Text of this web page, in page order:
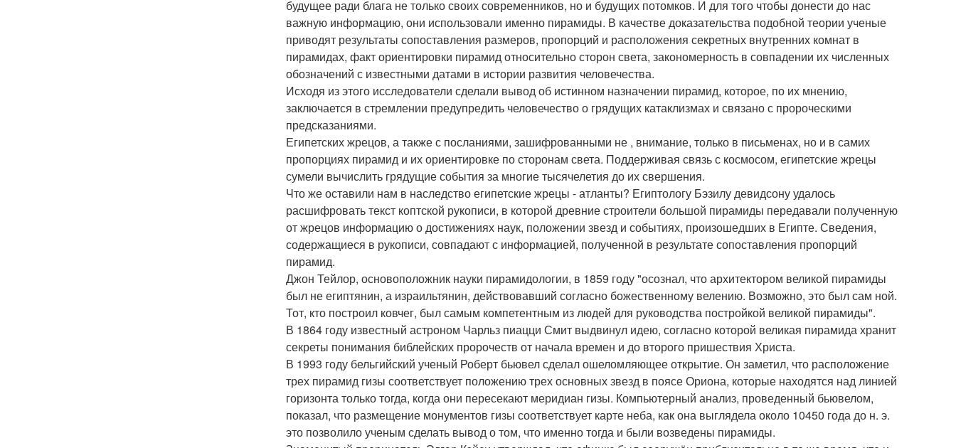
будущее ради блага не только своих современников, но и будущих потомков. И для того чтобы донести до нас
важную информацию, они использовали именно пирамиды. В качестве доказательства подобной теории ученые
приводят результаты сопоставления размеров, пропорций и расположения секретных внутренних комнат в
пирамидах, факт ориентировки пирамид относительно сторон света, закономерность в совпадении их численных
обозначений с известными датами в истории развития человечества.
Исходя из этого исследователи сделали вывод об истинном назначении пирамид, которое, по их мнению,
заключается в стремлении предупредить человечество о грядущих катаклизмах и связано с пророческими
предсказаниями.
Египетских жрецов, а также с посланиями, зашифрованными не , внимание, только в письменах, но и в самих
пропорциях пирамид и их ориентировке по сторонам света. Поддерживая связь с космосом, египетские жрецы
сумели вычислить грядущие события за многие тысячелетия до их свершения.
Что же оставили нам в наследство египетские жрецы - атланты? Египтологу Бэзилу девидсону удалось
расшифровать текст коптской рукописи, в которой древние строители большой пирамиды передавали полученную
от жрецов информацию о достижениях наук, положении звезд и событиях, произошедших в Египте. Сведения,
содержащиеся в рукописи, совпадают с информацией, полученной в результате сопоставления пропорций
пирамид.
Джон Тейлор, основоположник науки пирамидологии, в 1859 году "осознал, что архитектором великой пирамиды
был не египтянин, а израильтянин, действовавший согласно божественному велению. Возможно, это был сам ной.
Тот, кто построил ковчег, был самым компетентным из людей для руководства постройкой великой пирамиды".
В 1864 году известный астроном Чарльз пиацци Смит выдвинул идею, согласно которой великая пирамида хранит
секреты понимания библейских пророчеств от начала времен и до второго пришествия Христа.
В 1993 году бельгийский ученый Роберт бьювел сделал ошеломляющее открытие. Он заметил, что расположение
трех пирамид гизы соответствует положению трех основных звезд в поясе Ориона, которые находятся над линией
горизонта только тогда, когда они пересекают меридиан гизы. Компьютерный анализ, проведенный бьювелом,
показал, что размещение монументов гизы соответствует карте неба, как она выглядела около 10450 года до н. э.
это позволило ученым сделать вывод о том, что именно тогда и были возведены пирамиды.